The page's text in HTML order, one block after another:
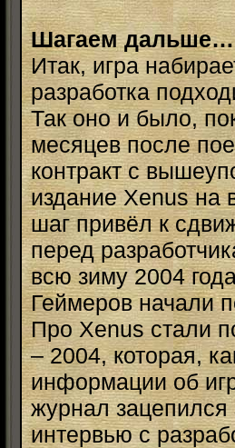
Шагаем дальше…
Итак, игра
разработка
Так оно и было,
месяцев после
контракт с
издание Xenus на
шаг привёл к
перед
всю зиму 2004
Геймеров начали
Про Xenus стали
– 2004, которая,
информации об
журнал зацепился
интервью с